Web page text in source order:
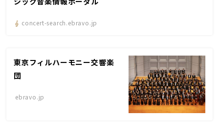
concert-search.ebravo.jp
東京フィルハーモニー交響楽
団
ebravo.jp